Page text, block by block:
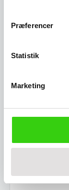
Præferencer
Statistik
Marketing